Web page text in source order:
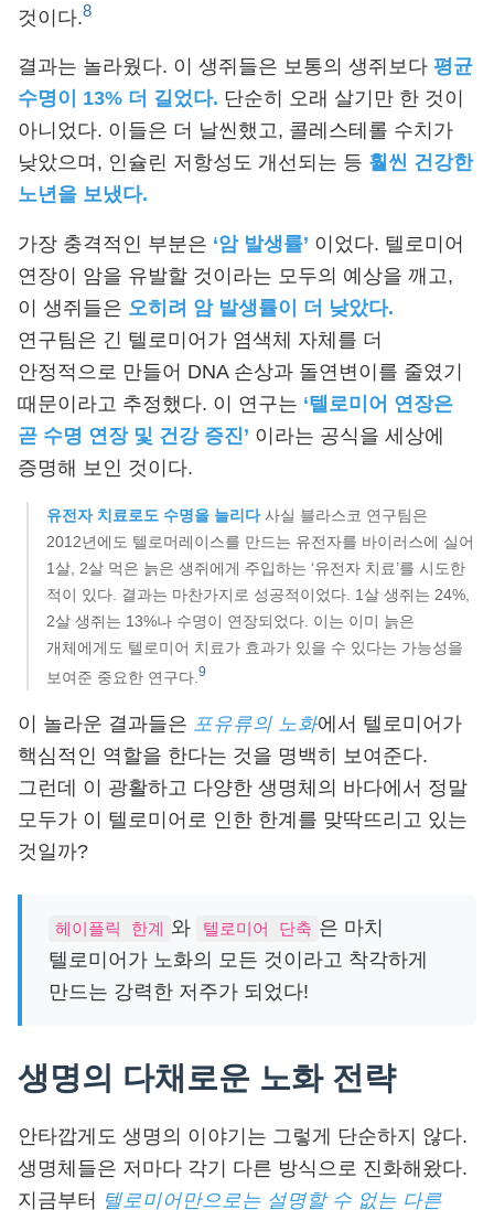
것이다.8
결과는 놀라웠다. 이 생쥐들은 보통의 생쥐보다 평균
수명이 13% 더 길었다. 단순히 오래 살기만 한 것이
아니었다. 이들은 더 날씬했고, 콜레스테롤 수치가
낮았으며, 인슐린 저항성도 개선되는 등 훨씬 건강한
노년을 보냈다.
가장 충격적인 부분은 ‘암 발생률’ 이었다. 텔로미어
연장이 암을 유발할 것이라는 모두의 예상을 깨고,
이 생쥐들은 오히려 암 발생률이 더 낮았다.
연구팀은 긴 텔로미어가 염색체 자체를 더
안정적으로 만들어 DNA 손상과 돌연변이를 줄였기
때문이라고 추정했다. 이 연구는 ‘텔로미어 연장은
곧 수명 연장 및 건강 증진’ 이라는 공식을 세상에
증명해 보인 것이다.
유전자 치료로도 수명을 늘리다사실 블라스코 연구팀은
2012년에도 텔로머레이스를 만드는 유전자를 바이러스에 실어
1살, 2살 먹은 늙은 생쥐에게 주입하는 ‘유전자 치료’를 시도한
적이 있다. 결과는 마찬가지로 성공적이었다. 1살 생쥐는 24%,
2살 생쥐는 13%나 수명이 연장되었다. 이는 이미 늙은
개체에게도 텔로미어 치료가 효과가 있을 수 있다는 가능성을
보여준 중요한 연구다.9
이 놀라운 결과들은 포유류의 노화에서 텔로미어가
핵심적인 역할을 한다는 것을 명백히 보여준다.
그런데 이 광활하고 다양한 생명체의 바다에서 정말
모두가 이 텔로미어로 인한 한계를 맞딱뜨리고 있는
것일까?
헤이플릭 한계 와 텔로미어 단축 은 마치
텔로미어가 노화의 모든 것이라고 착각하게
만드는 강력한 저주가 되었다!
생명의 다채로운 노화 전략
안타깝게도 생명의 이야기는 그렇게 단순하지 않다.
생명체들은 저마다 각기 다른 방식으로 진화해왔다.
지금부터 텔로미어만으로는 설명할 수 없는 다른